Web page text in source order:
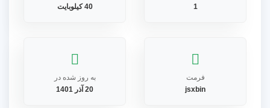
1
40 کیلوبایت
فرمت
jsxbin
به روز شده در
20 آذر 1401